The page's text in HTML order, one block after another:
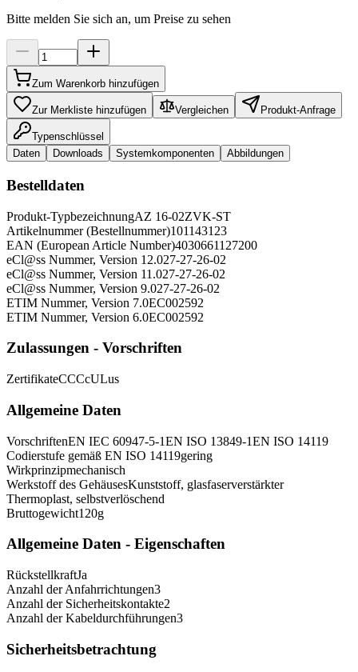
Bitte melden Sie sich an, um Preise zu sehen
Zum Warenkorb hinzufügen
Zur Merkliste hinzufügen Vergleichen Produkt-Anfrage
Typenschlüssel
Daten
Downloads Systemkomponenten Abbildungen
Bestelldaten
Produkt-TypbezeichnungAZ 16-02ZVK-ST
Artikelnummer (Bestellnummer)101143123
EAN (European Article Number)4030661127200
eCl@ss Nummer, Version 12.027-27-26-02
eCl@ss Nummer, Version 11.027-27-26-02
eCl@ss Nummer, Version 9.027-27-26-02
ETIM Nummer, Version 7.0EC002592
ETIM Nummer, Version 6.0EC002592
Zulassungen - Vorschriften
ZertifikateCCCcULus
Allgemeine Daten
VorschriftenEN IEC 60947-5-1EN ISO 13849-1EN ISO 14119
Codierstufe gemäß EN ISO 14119gering
Wirkprinzipmechanisch
Werkstoff des GehäusesKunststoff, glasfaserverstärkter
Thermoplast, selbstverlöschend
Bruttogewicht120g
Allgemeine Daten - Eigenschaften
RückstellkraftJa
Anzahl der Anfahrrichtungen3
Anzahl der Sicherheitskontakte2
Anzahl der Kabeldurchführungen3
Sicherheitsbetrachtung